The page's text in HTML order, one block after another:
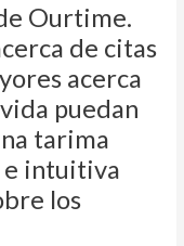
Ourtime.
de citas
acerca
puedan
tarima
e intuitiva
los